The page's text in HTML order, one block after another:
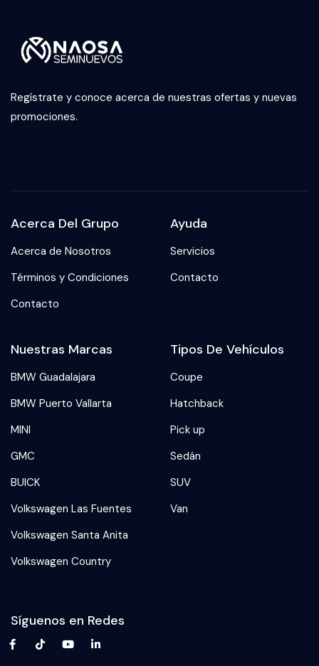
Regístrate y conoce acerca de nuestras ofertas y nuevas
promociones.
Acerca Del Grupo
Acerca de Nosotros
Términos y Condiciones
Contacto
Ayuda
Servicios
Contacto
Nuestras Marcas
BMW Guadalajara
BMW Puerto Vallarta
MINI
GMC
BUICK
Volkswagen Las Fuentes
Volkswagen Santa Anita
Volkswagen Country
Tipos De Vehículos
Coupe
Hatchback
Pick up
Sedán
SUV
Van
Síguenos en Redes